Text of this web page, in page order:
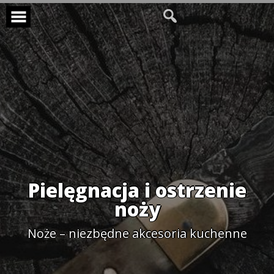
Skip
to
content
Pielęgnacja i ostrzenie
noży
Noże – niezbędne akcesoria kuchenne